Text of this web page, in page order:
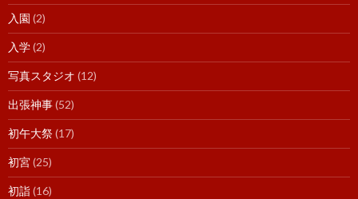
入園 (2)
入学(2)
写真スタジオ (12)
出張神事(52)
初午大祭(17)
初宮(25)
初詣(16)